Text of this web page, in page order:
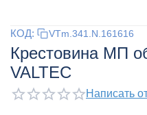
КОД: VTm.341.N.161616
Крестовина МП
VALTEC
Написать